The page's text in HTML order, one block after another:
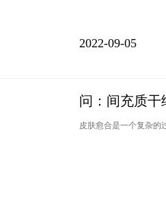
2022-09-05
问：间充质干
皮肤愈合是一个复杂的